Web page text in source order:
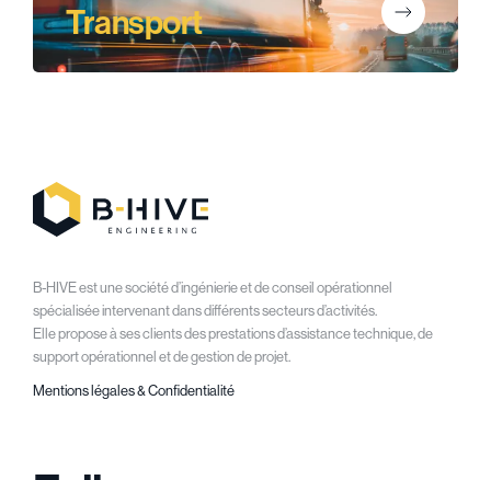
Transport
B-HIVE est une société d’ingénierie et de conseil opérationnel
spécialisée intervenant dans différents secteurs d’activités.
Elle propose à ses clients des prestations d’assistance technique, de
support opérationnel et de gestion de projet.
Mentions légales & Confidentialité